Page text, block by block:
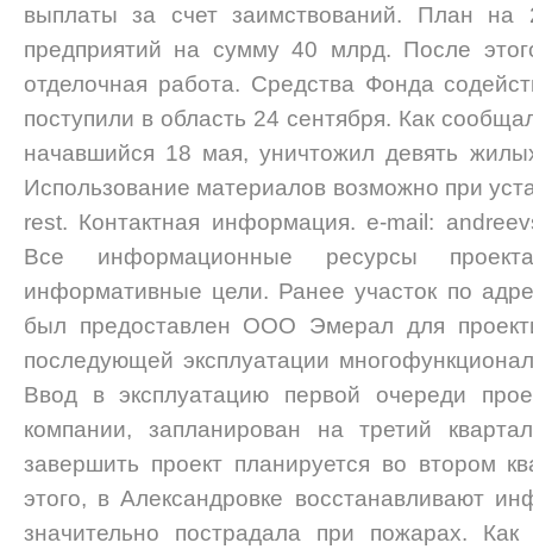
выплаты за счет заимствований. План на
предприятий на сумму 40 млрд. После
отделочная работа. Средства Фонда
поступили в область 24 сентября. Как
начавшийся 18 мая, уничтожил девять
Использование материалов возможно при
rest. Контактная информация. e-mail:
Все информационные ресурсы
информативные цели. Ранее участок по
был предоставлен ООО Эмерал для
последующей эксплуатации
Ввод в эксплуатацию первой очереди
компании, запланирован на третий
завершить проект планируется во втором
этого, в Александровке восстанавливают
значительно пострадала при пожарах. Как